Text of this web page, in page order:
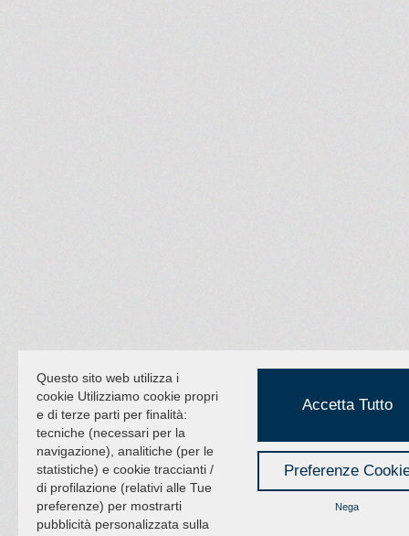
Questo sito web utilizza i
cookie Utilizziamo cookie propri
e di terze parti per finalità:
tecniche (necessari per la
navigazione), analitiche (per le
statistiche) e cookie traccianti /
di profilazione (relativi alle Tue
preferenze) per mostrarti
pubblicità personalizzata sulla
Accetta Tutto
Preferenze
Nega